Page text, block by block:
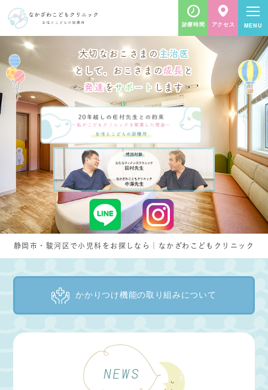
診療時間 アクセス
大切なおこさまの主治医
として、おこさまの成長と
発達をサポート します
静岡市・駿河区で小児科をお探しなら｜なかざわこどもクリニック
かかりつけ機能の取り組みについて
NEWS